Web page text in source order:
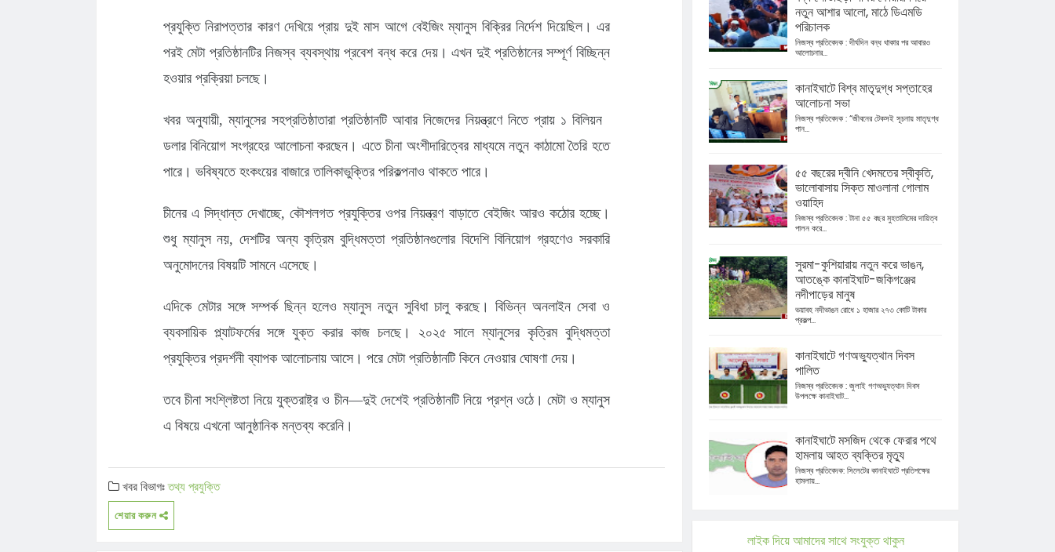
প্রযুক্তি নিরাপত্তার কারণ দেখিয়ে প্রায় দুই মাস আগে বেইজিং ম্যানুস বিক্রির নির্দেশ দিয়েছিল। এর
পরই মেটা প্রতিষ্ঠানটির নিজস্ব ব্যবস্থায় প্রবেশ বন্ধ করে দেয়। এখন দুই প্রতিষ্ঠানের সম্পূর্ণ বিচ্ছিন্ন
হওয়ার প্রক্রিয়া চলছে।
খবর অনুযায়ী, ম্যানুসের সহপ্রতিষ্ঠাতারা প্রতিষ্ঠানটি আবার নিজেদের নিয়ন্ত্রণে নিতে প্রায় ১ বিলিয়ন
ডলার বিনিয়োগ সংগ্রহের আলোচনা করছেন। এতে চীনা অংশীদারিত্বের মাধ্যমে নতুন কাঠামো তৈরি হতে
পারে। ভবিষ্যতে হংকংয়ের বাজারে তালিকাভুক্তির পরিকল্পনাও থাকতে পারে।
চীনের এ সিদ্ধান্ত দেখাচ্ছে, কৌশলগত প্রযুক্তির ওপর নিয়ন্ত্রণ বাড়াতে বেইজিং আরও কঠোর হচ্ছে।
শুধু ম্যানুস নয়, দেশটির অন্য কৃত্রিম বুদ্ধিমত্তা প্রতিষ্ঠানগুলোর বিদেশি বিনিয়োগ গ্রহণেও সরকারি
অনুমোদনের বিষয়টি সামনে এসেছে।
এদিকে মেটার সঙ্গে সম্পর্ক ছিন্ন হলেও ম্যানুস নতুন সুবিধা চালু করছে। বিভিন্ন অনলাইন সেবা ও
ব্যবসায়িক প্ল্যাটফর্মের সঙ্গে যুক্ত করার কাজ চলছে। ২০২৫ সালে ম্যানুসের কৃত্রিম বুদ্ধিমত্তা
প্রযুক্তির প্রদর্শনী ব্যাপক আলোচনায় আসে। পরে মেটা প্রতিষ্ঠানটি কিনে নেওয়ার ঘোষণা দেয়।
তবে চীনা সংশ্লিষ্টতা নিয়ে যুক্তরাষ্ট্র ও চীন—দুই দেশেই প্রতিষ্ঠানটি নিয়ে প্রশ্ন ওঠে। মেটা ও ম্যানুস
এ বিষয়ে এখনো আনুষ্ঠানিক মন্তব্য করেনি।
খবর বিভাগঃতথ্য প্রযুক্তি
শেয়ার করুন
নতুন আশার আলো, মাঠে ডিএমডি
পরিচালক
নিজস্ব প্রতিবেদক : দীর্ঘদিন বন্ধ থাকার পর আবারও
আলোচনার...
কানাইঘাটে বিশ্ব মাতৃদুগ্ধ সপ্তাহের
আলোচনা সভা
নিজস্ব প্রতিবেদক : “জীবনের টেকসই সূচনায় মাতৃদুগ্ধ
পান...
৫৫ বছরের দ্বীনি খেদমতের স্বীকৃতি,
ভালোবাসায় সিক্ত মাওলানা গোলাম
ওয়াহিদ
নিজস্ব প্রতিবেদক : টানা ৫৫ বছর মুহতামিমের দায়িত্ব
পালন করে...
সুরমা-কুশিয়ারায় নতুন করে ভাঙন,
আতঙ্কে কানাইঘাট-জকিগঞ্জের
নদীপাড়ের মানুষ
ভয়াবহ নদীভাঙন রোধে ১ হাজার ২৭৩ কোটি টাকার
প্রকল্প...
কানাইঘাটে গণঅভ্যুত্থান দিবস
পালিত
নিজস্ব প্রতিবেদক : জুলাই গণঅভ্যুত্থান দিবস
উপলক্ষে কানাইঘাট...
কানাইঘাটে মসজিদ থেকে ফেরার পথে
হামলায় আহত ব্যক্তির মৃত্যু
নিজস্ব প্রতিবেদক: সিলেটের কানাইঘাটে প্রতিপক্ষের
হামলায়...
লাইক দিয়ে আমাদের সাথে সংযুক্ত থাকুন